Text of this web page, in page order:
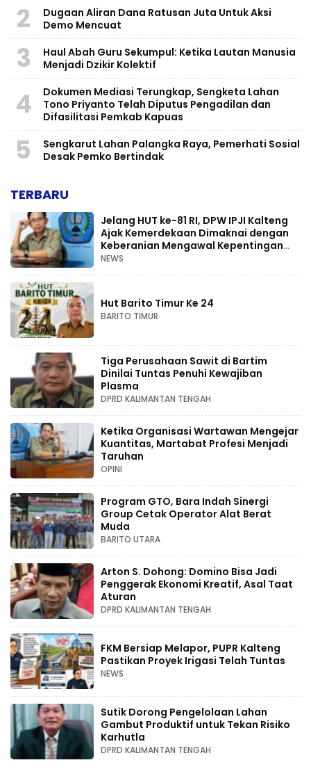
2
Dugaan Aliran Dana Ratusan Juta Untuk Aksi
Demo Mencuat
3
Haul Abah Guru Sekumpul: Ketika Lautan Manusia
Menjadi Dzikir Kolektif
4
​Dokumen Mediasi Terungkap, Sengketa Lahan
Tono Priyanto Telah Diputus Pengadilan dan
Difasilitasi Pemkab Kapuas
5
Sengkarut Lahan Palangka Raya, Pemerhati Sosial
Desak Pemko Bertindak
TERBARU
Jelang HUT ke-81 RI, DPW IPJI Kalteng
Ajak Kemerdekaan Dimaknai dengan
Keberanian Mengawal Kepentingan
Rakyat
NEWS
Hut Barito Timur Ke 24
BARITO TIMUR
Tiga Perusahaan Sawit di Bartim
Dinilai Tuntas Penuhi Kewajiban
Plasma
DPRD KALIMANTAN TENGAH
Ketika Organisasi Wartawan Mengejar
Kuantitas, Martabat Profesi Menjadi
Taruhan
OPINI
Program GTO, Bara Indah Sinergi
Group Cetak Operator Alat Berat
Muda
BARITO UTARA
Arton S. Dohong: Domino Bisa Jadi
Penggerak Ekonomi Kreatif, Asal Taat
Aturan
DPRD KALIMANTAN TENGAH
FKM Bersiap Melapor, PUPR Kalteng
Pastikan Proyek Irigasi Telah Tuntas
NEWS
Sutik Dorong Pengelolaan Lahan
Gambut Produktif untuk Tekan Risiko
Karhutla
DPRD KALIMANTAN TENGAH